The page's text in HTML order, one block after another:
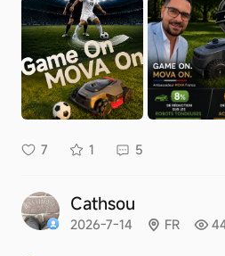
7 1 5
Cathsou
2026-7-14 FR